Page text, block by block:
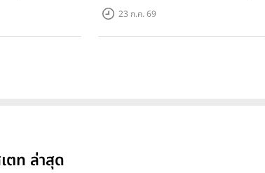
23 ก.ค. 69
ตท ล่าสุด